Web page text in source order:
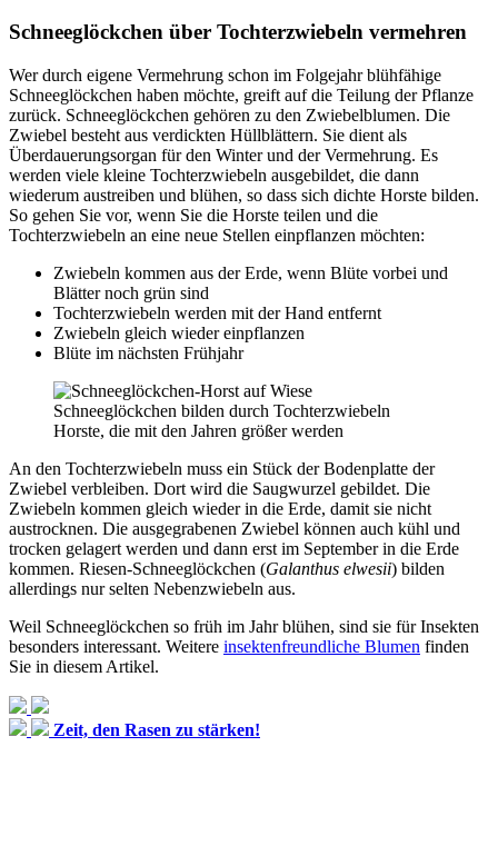
Schneeglöckchen über Tochterzwiebeln vermehren
Wer durch eigene Vermehrung schon im Folgejahr blühfähige
Schneeglöckchen haben möchte, greift auf die Teilung der Pflanze
zurück. Schneeglöckchen gehören zu den Zwiebelblumen. Die
Zwiebel besteht aus verdickten Hüllblättern. Sie dient als
Überdauerungsorgan für den Winter und der Vermehrung. Es
werden viele kleine Tochterzwiebeln ausgebildet, die dann
wiederum austreiben und blühen, so dass sich dichte Horste bilden.
So gehen Sie vor, wenn Sie die Horste teilen und die
Tochterzwiebeln an eine neue Stellen einpflanzen möchten:
Zwiebeln kommen aus der Erde, wenn Blüte vorbei und
Blätter noch grün sind
Tochterzwiebeln werden mit der Hand entfernt
Zwiebeln gleich wieder einpflanzen
Blüte im nächsten Frühjahr
Schneeglöckchen bilden durch Tochterzwiebeln
Horste, die mit den Jahren größer werden
An den Tochterzwiebeln muss ein Stück der Bodenplatte der
Zwiebel verbleiben. Dort wird die Saugwurzel gebildet. Die
Zwiebeln kommen gleich wieder in die Erde, damit sie nicht
austrocknen. Die ausgegrabenen Zwiebel können auch kühl und
trocken gelagert werden und dann erst im September in die Erde
kommen. Riesen-Schneeglöckchen (Galanthus elwesii) bilden
allerdings nur selten Nebenzwiebeln aus.
Weil Schneeglöckchen so früh im Jahr blühen, sind sie für Insekten
besonders interessant. Weitere insektenfreundliche Blumen finden
Sie in diesem Artikel.
Zeit, den Rasen zu stärken!